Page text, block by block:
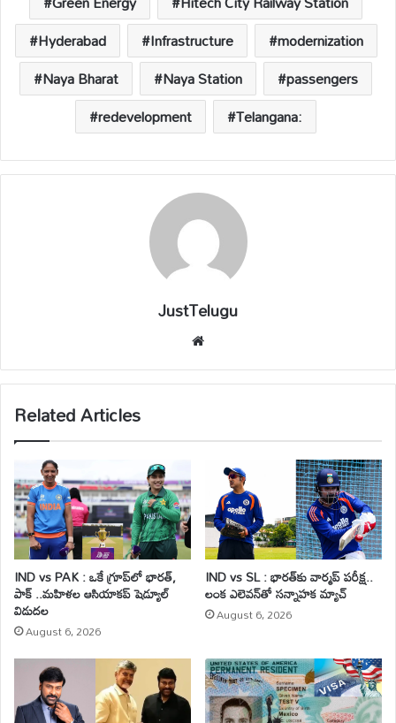
Hyderabad
Infrastructure
modernization
Naya Bharat
Naya Station
passengers
redevelopment
Telangana:
JustTelugu
bsi
te
Related Articles
IND vs PAK : ఒకే గ్రూప్‌లో భారత్,
పాక్ ..మహిళల ఆసియాకప్ షెడ్యూల్
విడుదల
August 6, 2026
IND vs SL : భారత్‌కు వార్మప్ పరీక్ష..
లంక ఎలెవన్‌తో సన్నాహక మ్యాచ్
August 6, 2026